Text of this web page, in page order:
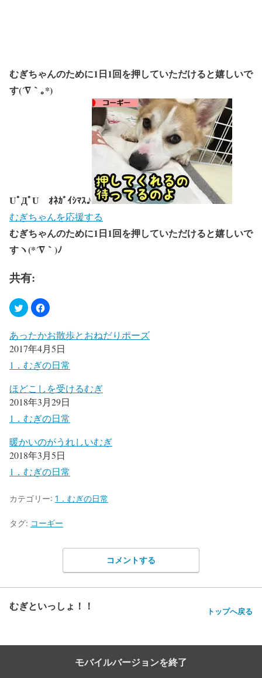
むぎちゃんのために1日1回を押していただけると嬉しいで
す(´∇｀｡*)
UﾟДﾟU ｵﾈｶﾞｲｼﾏｽ♪
むぎちゃんを応援する
むぎちゃんのために1日1回を押していただけると嬉しいで
すヽ(*´∇｀)ﾉ
共有:
あったかお散歩とおねだりポーズ
2017年4月5日
1．むぎの日常
ほどこしを受けるむぎ
2018年3月29日
1．むぎの日常
暖かいのがうれしいむぎ
2018年3月5日
1．むぎの日常
カテゴリー: 1．むぎの日常
タグ: コーギー
コメントする
むぎといっしょ！！ トップへ戻る
モバイルバージョンを終了